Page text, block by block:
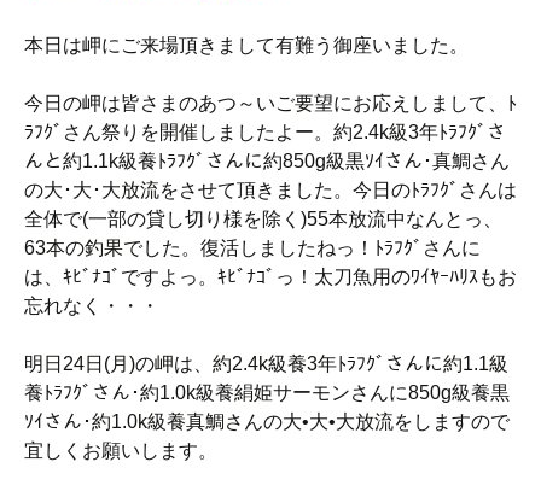
本日は岬にご来場頂きまして有難う御座いました。
今日の岬は皆さまのあつ～いご要望にお応えしまして、ﾄ
ﾗﾌｸﾞさん祭りを開催しましたよー。約2.4k級3年ﾄﾗﾌｸﾞさ
んと約1.1k級養ﾄﾗﾌｸﾞさんに約850g級黒ｿｲさん･真鯛さん
の大･大･大放流をさせて頂きました。今日のﾄﾗﾌｸﾞさんは
全体で(一部の貸し切り様を除く)55本放流中なんとっ、
63本の釣果でした。復活しましたねっ！ﾄﾗﾌｸﾞさんに
は、ｷﾋﾞﾅｺﾞですよっ。ｷﾋﾞﾅｺﾞっ！太刀魚用のﾜｲﾔｰﾊﾘｽもお
忘れなく・・・
明日24日(月)の岬は、約2.4k級養3年ﾄﾗﾌｸﾞさんに約1.1級
養ﾄﾗﾌｸﾞさん･約1.0k級養絹姫サーモンさんに850g級養黒
ｿｲさん･約1.0k級養真鯛さんの大•大•大放流をしますので
宜しくお願いします。